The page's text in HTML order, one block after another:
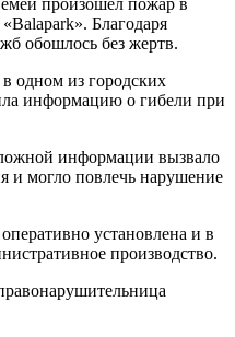
произошел пожар в
Благодаря
обошлось без жертв.
одном из городских
информацию о гибели при
информации вызвало
и могло повлечь нарушение
установлена и в
производство.